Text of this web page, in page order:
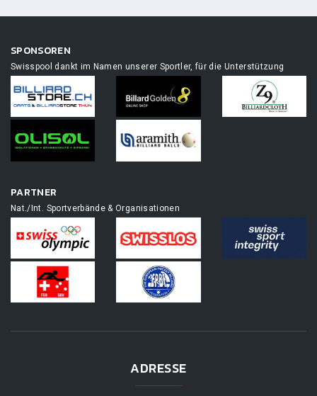
SPONSOREN
Swisspool dankt im Namen unserer Sportler, für die Unterstützung
PARTNER
Nat./Int. Sportverbände & Organisationen
ADRESSE